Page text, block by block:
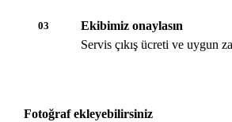
03
Ekibimiz onaylasın
Servis çıkış ücreti ve uygun
Fotoğraf ekleyebilirsiniz